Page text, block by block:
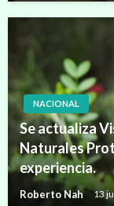
NACIONAL
Se actualiza
Naturales
experiencia.
Roberto Nah 13